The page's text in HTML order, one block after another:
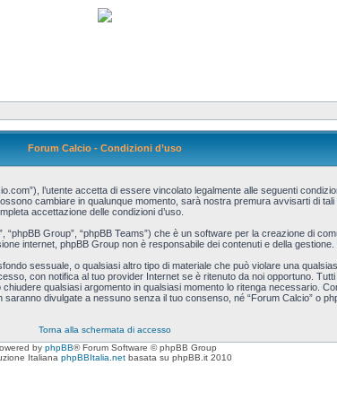
Forum Calcio - Condizioni d’uso
l’utente accetta di essere vincolato legalmente alle seguenti
cambiare in qualunque momento, sarà nostra premura avvisarti di
accettazione delle condizioni d’uso.
“phpBB Group”, “phpBB Teams”) che è un software per la creazione di
internet, phpBB Group non è responsabile dei contenuti e della
sessuale, o qualsiasi altro tipo di materiale che può violare una
con notifica al tuo provider Internet se è ritenuto da noi opportuno.
qualsiasi argomento in qualsiasi momento lo ritenga necessario.
divulgate a nessuno senza il tuo consenso, né “Forum Calcio” o
Torna alla schermata di accesso
by phpBB® Forum Software © phpBB Group
Italiana phpBBItalia.netbasata su phpBB.it 2010